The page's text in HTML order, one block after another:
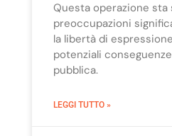
Questa operazione sta
preoccupazioni
la libertà di
potenziali
pubblica.
LEGGI TUTTO »